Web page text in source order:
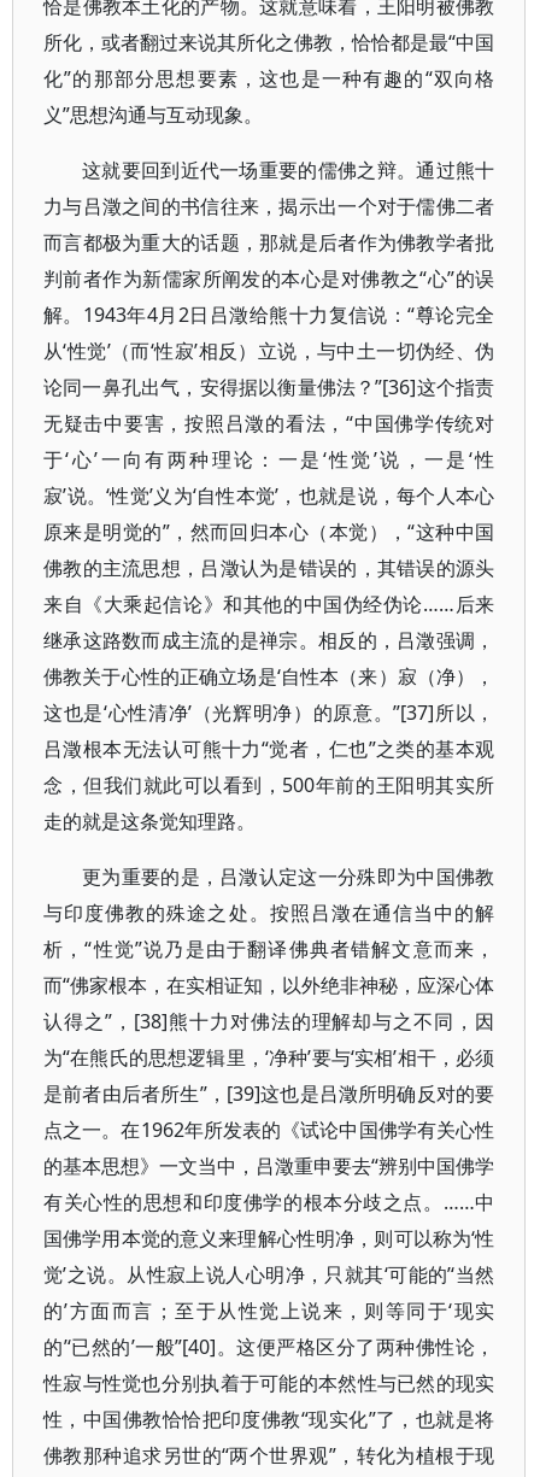
恰是佛教本土化的产物。这就意味着，王阳明被佛教
所化，或者翻过来说其所化之佛教，恰恰都是最“中国
化”的那部分思想要素，这也是一种有趣的“双向格
义”思想沟通与互动现象。
这就要回到近代一场重要的儒佛之辩。通过熊十
力与吕澂之间的书信往来，揭示出一个对于儒佛二者
而言都极为重大的话题，那就是后者作为佛教学者批
判前者作为新儒家所阐发的本心是对佛教之“心”的误
解。1943年4月2日吕澂给熊十力复信说：“尊论完全
从‘性觉’（而‘性寂’相反）立说，与中土一切伪经、伪
论同一鼻孔出气，安得据以衡量佛法？”[36]这个指责
无疑击中要害，按照吕澂的看法，“中国佛学传统对
于‘心’一向有两种理论：一是‘性觉’说，一是‘性
寂’说。‘性觉’义为‘自性本觉’，也就是说，每个人本心
原来是明觉的”，然而回归本心（本觉），“这种中国
佛教的主流思想，吕澂认为是错误的，其错误的源头
来自《大乘起信论》和其他的中国伪经伪论……后来
继承这路数而成主流的是禅宗。相反的，吕澂强调，
佛教关于心性的正确立场是‘自性本（来）寂（净），
这也是‘心性清净’（光辉明净）的原意。”[37]所以，
吕澂根本无法认可熊十力“觉者，仁也”之类的基本观
念，但我们就此可以看到，500年前的王阳明其实所
走的就是这条觉知理路。
更为重要的是，吕澂认定这一分殊即为中国佛教
与印度佛教的殊途之处。按照吕澂在通信当中的解
析，“性觉”说乃是由于翻译佛典者错解文意而来，
而“佛家根本，在实相证知，以外绝非神秘，应深心体
认得之”，[38]熊十力对佛法的理解却与之不同，因
为“在熊氏的思想逻辑里，‘净种’要与‘实相’相干，必须
是前者由后者所生”，[39]这也是吕澂所明确反对的要
点之一。在1962年所发表的《试论中国佛学有关心性
的基本思想》一文当中，吕澂重申要去“辨别中国佛学
有关心性的思想和印度佛学的根本分歧之点。……中
国佛学用本觉的意义来理解心性明净，则可以称为‘性
觉’之说。从性寂上说人心明净，只就其‘可能的’‘当然
的’方面而言；至于从性觉上说来，则等同于‘现实
的’‘已然的’一般”[40]。这便严格区分了两种佛性论，
性寂与性觉也分别执着于可能的本然性与已然的现实
性，中国佛教恰恰把印度佛教“现实化”了，也就是将
佛教那种追求另世的“两个世界观”，转化为植根于现